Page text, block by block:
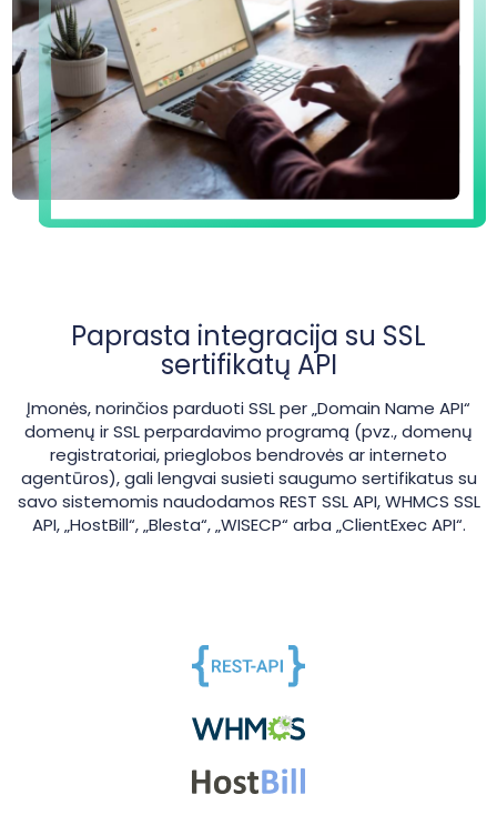
Paprasta integracija su SSL
sertifikatų API
Įmonės, norinčios parduoti SSL per „Domain Name API“
domenų ir SSL perpardavimo programą (pvz., domenų
registratoriai, prieglobos bendrovės ar interneto
agentūros), gali lengvai susieti saugumo sertifikatus su
savo sistemomis naudodamos REST SSL API, WHMCS SSL
API, „HostBill“, „Blesta“, „WISECP“ arba „ClientExec API“.